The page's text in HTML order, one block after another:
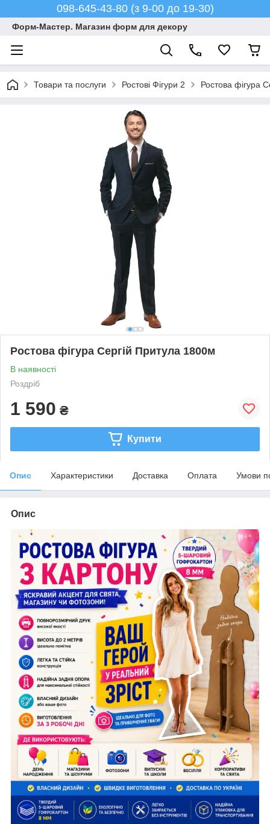
098-645-43-80 (з 9-00 до 19-30)
Форм-Мастер. Магазин форм для декору
Товари та послуги Ростові Фігури 2 Ростова фігура
Ростова фігура Сергій Притула 1800м
В наявності
Роздріб
1 590 ₴
Купити
Опис Характеристики Доставка Оплата Умови
Опис